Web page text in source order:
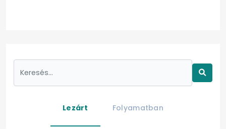
Lezárt Folyamatban